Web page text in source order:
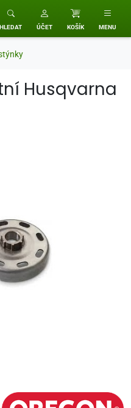
HLEDAT ÚČET KOŠÍK MENU
Husqvarna